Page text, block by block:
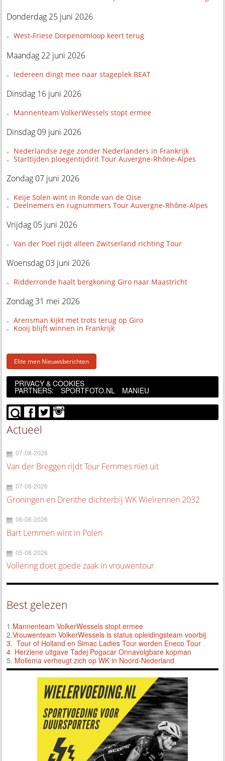
Donderdag 25 juni 2026
West-Friese Dorpenomloop keert terug
Maandag 22 juni 2026
Iedereen dingt mee naar stageplek BEAT
Dinsdag 16 juni 2026
Mannenteam VolkerWessels stopt ermee
Dinsdag 09 juni 2026
Nederlandse zege zonder Nederlanders in Frankrijk
Starttijden ploegentijdirit Tour Auvergne-Rhône-Alpes
Zondag 07 juni 2026
Keije Solen wint in Ronde van de Oise
Deelnemers en rugnummers Tour Auvergne-Rhône-Alpes
Vrijdag 05 juni 2026
Van der Poel rijdt alleen Zwitserland richting Tour
Woensdag 03 juni 2026
Ridderronde haalt bergkoning Giro naar Maastricht
Zondag 31 mei 2026
Arensman kijkt met trots terug op Giro
Kooij blijft winnen in Frankrijk
Elite men Nieuwsberichten
PRIVACY & COOKIES
PARTNERS: SPORTFOTO.NL MANIEU
Actueel
07-08-2026
Van der Breggen rijdt Tour Femmes niet uit
07-08-2026
Groningen en Drenthe dichterbij WK Wielrennen 2032
06-08-2026
Bart Lemmen wint in Polen
05-08-2026
Vollering doet goede zaak in vrouwentour
Best gelezen
1.Mannenteam VolkerWessels stopt ermee
2.Vrouwenteam VolkerWessels is status opleidingsteam voorbij
3. Tour of Holland en Simac Ladies Tour worden Eneco Tour
4 Herziene uitgave Tadej Pogacar Onnavolgbare kopman
5. Mollema verheugt zich op WK in Noord-Nederland